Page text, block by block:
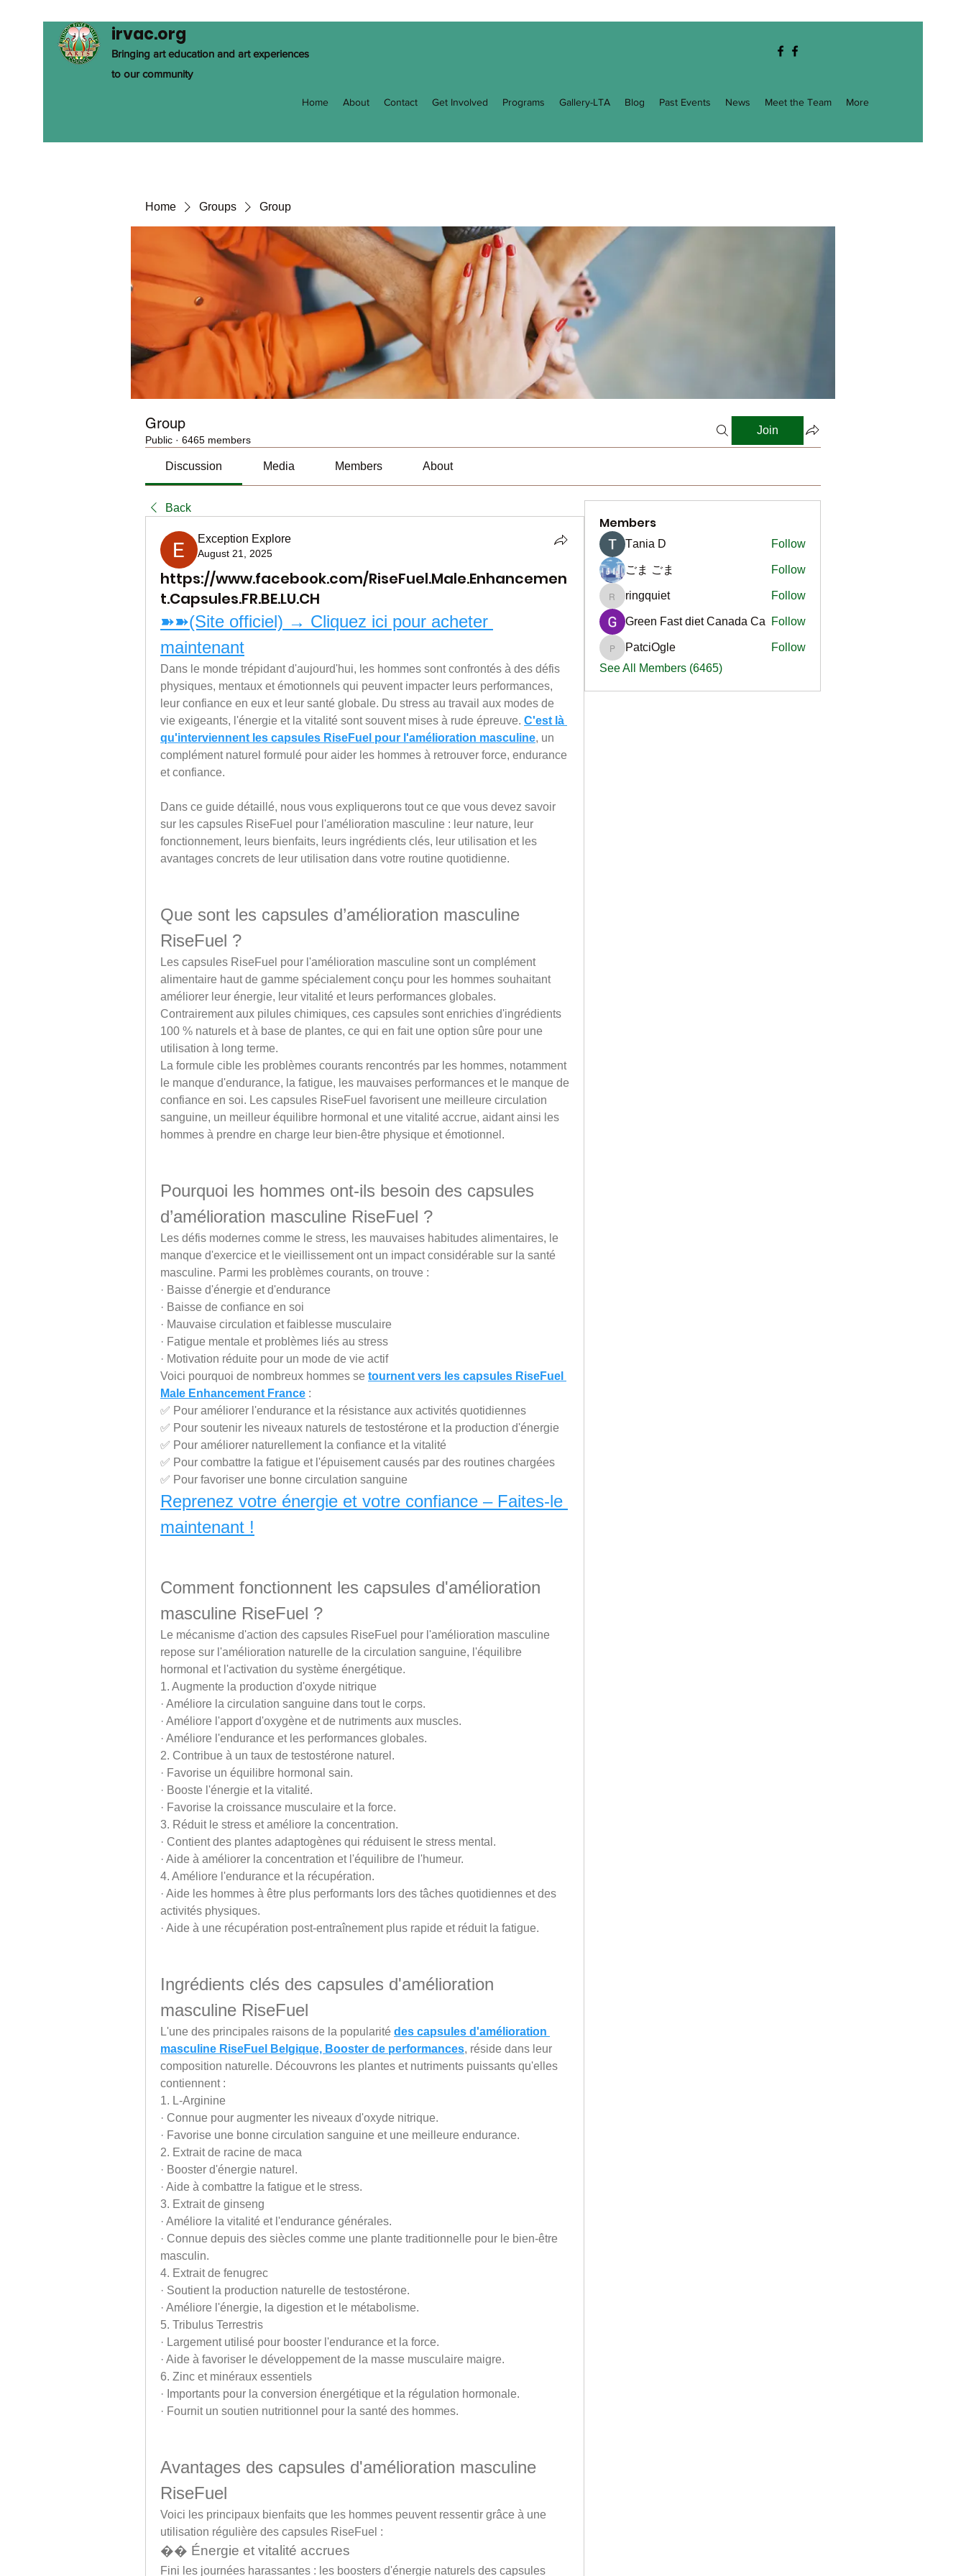
irvac.org
Bringing art education and art experiences
to our community
Home About Contact Get Involved Programs Gallery-LTA Blog Past Events News Meet the Team More
Home Groups Group
Group
Public · 6465 members
Join
Discussion Media Members About
Back
Exception Explore
August 21, 2025
https://www.facebook.com/RiseFuel.Male.Enhancemen
t.Capsules.FR.BE.LU.CH
➽➽(Site officiel) → Cliquez ici pour acheter
maintenant
Dans le monde trépidant d'aujourd'hui, les hommes sont confrontés à des défis
physiques, mentaux et émotionnels qui peuvent impacter leurs performances,
leur confiance en eux et leur santé globale. Du stress au travail aux modes de
vie exigeants, l'énergie et la vitalité sont souvent mises à rude épreuve. C'est là
qu'interviennent les capsules RiseFuel pour l'amélioration masculine, un
complément naturel formulé pour aider les hommes à retrouver force, endurance
et confiance.
Dans ce guide détaillé, nous vous expliquerons tout ce que vous devez savoir
sur les capsules RiseFuel pour l'amélioration masculine : leur nature, leur
fonctionnement, leurs bienfaits, leurs ingrédients clés, leur utilisation et les
avantages concrets de leur utilisation dans votre routine quotidienne.
Que sont les capsules d’amélioration masculine
RiseFuel ?
Les capsules RiseFuel pour l'amélioration masculine sont un complément
alimentaire haut de gamme spécialement conçu pour les hommes souhaitant
améliorer leur énergie, leur vitalité et leurs performances globales.
Contrairement aux pilules chimiques, ces capsules sont enrichies d'ingrédients
100 % naturels et à base de plantes, ce qui en fait une option sûre pour une
utilisation à long terme.
La formule cible les problèmes courants rencontrés par les hommes, notamment
le manque d'endurance, la fatigue, les mauvaises performances et le manque de
confiance en soi. Les capsules RiseFuel favorisent une meilleure circulation
sanguine, un meilleur équilibre hormonal et une vitalité accrue, aidant ainsi les
hommes à prendre en charge leur bien-être physique et émotionnel.
Pourquoi les hommes ont-ils besoin des capsules
d’amélioration masculine RiseFuel ?
Les défis modernes comme le stress, les mauvaises habitudes alimentaires, le
manque d'exercice et le vieillissement ont un impact considérable sur la santé
masculine. Parmi les problèmes courants, on trouve :
· Baisse d'énergie et d'endurance
· Baisse de confiance en soi
· Mauvaise circulation et faiblesse musculaire
· Fatigue mentale et problèmes liés au stress
· Motivation réduite pour un mode de vie actif
Voici pourquoi de nombreux hommes se tournent vers les capsules RiseFuel
Male Enhancement France :
✅ Pour améliorer l'endurance et la résistance aux activités quotidiennes
✅ Pour soutenir les niveaux naturels de testostérone et la production d'énergie
✅ Pour améliorer naturellement la confiance et la vitalité
✅ Pour combattre la fatigue et l'épuisement causés par des routines chargées
✅ Pour favoriser une bonne circulation sanguine
Reprenez votre énergie et votre confiance – Faites-le
maintenant !
Comment fonctionnent les capsules d'amélioration
masculine RiseFuel ?
Le mécanisme d'action des capsules RiseFuel pour l'amélioration masculine
repose sur l'amélioration naturelle de la circulation sanguine, l'équilibre
hormonal et l'activation du système énergétique.
1. Augmente la production d'oxyde nitrique
· Améliore la circulation sanguine dans tout le corps.
· Améliore l'apport d'oxygène et de nutriments aux muscles.
· Améliore l'endurance et les performances globales.
2. Contribue à un taux de testostérone naturel.
· Favorise un équilibre hormonal sain.
· Booste l'énergie et la vitalité.
· Favorise la croissance musculaire et la force.
3. Réduit le stress et améliore la concentration.
· Contient des plantes adaptogènes qui réduisent le stress mental.
· Aide à améliorer la concentration et l'équilibre de l'humeur.
4. Améliore l'endurance et la récupération.
· Aide les hommes à être plus performants lors des tâches quotidiennes et des
activités physiques.
· Aide à une récupération post-entraînement plus rapide et réduit la fatigue.
Ingrédients clés des capsules d'amélioration
masculine RiseFuel
L'une des principales raisons de la popularité des capsules d'amélioration
masculine RiseFuel Belgique, Booster de performances, réside dans leur
composition naturelle. Découvrons les plantes et nutriments puissants qu'elles
contiennent :
1. L-Arginine
· Connue pour augmenter les niveaux d'oxyde nitrique.
· Favorise une bonne circulation sanguine et une meilleure endurance.
2. Extrait de racine de maca
· Booster d'énergie naturel.
· Aide à combattre la fatigue et le stress.
3. Extrait de ginseng
· Améliore la vitalité et l'endurance générales.
· Connue depuis des siècles comme une plante traditionnelle pour le bien-être
masculin.
4. Extrait de fenugrec
· Soutient la production naturelle de testostérone.
· Améliore l'énergie, la digestion et le métabolisme.
5. Tribulus Terrestris
· Largement utilisé pour booster l'endurance et la force.
· Aide à favoriser le développement de la masse musculaire maigre.
6. Zinc et minéraux essentiels
· Importants pour la conversion énergétique et la régulation hormonale.
· Fournit un soutien nutritionnel pour la santé des hommes.
Avantages des capsules d'amélioration masculine
RiseFuel
Voici les principaux bienfaits que les hommes peuvent ressentir grâce à une
utilisation régulière des capsules RiseFuel :
�� Énergie et vitalité accrues
Fini les journées harassantes : les boosters d'énergie naturels des capsules
Members
Тania D Follow
ごま ごま Follow
ringquiet
ringquiet Follow
Green Fast diet Canada Ca Follow
PatciOgle
PatciOgle
Follow
See All Members (6465)